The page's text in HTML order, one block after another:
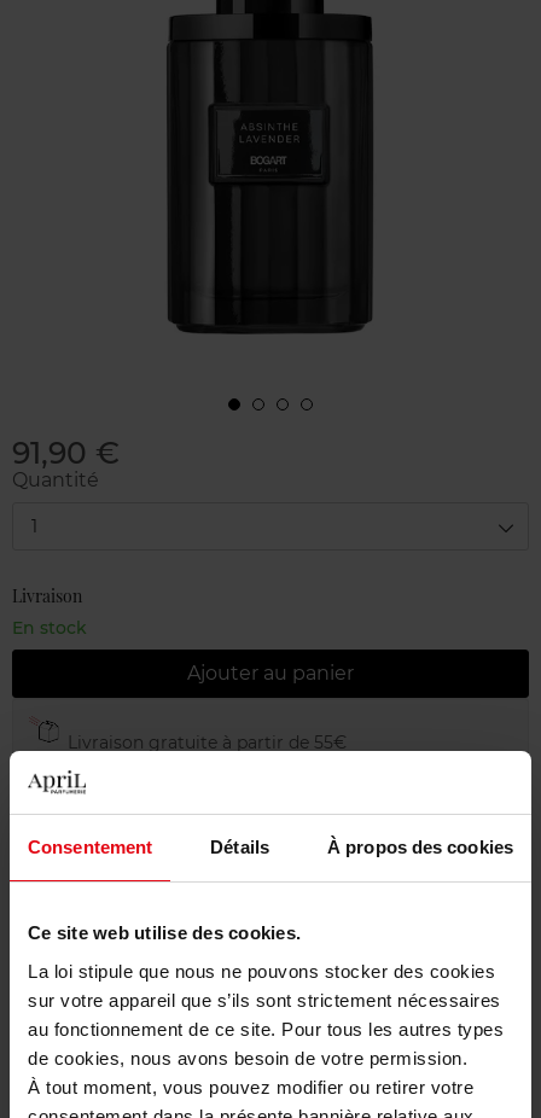
Consentement Détails À propos des cookies
Ce site web utilise des cookies.
La loi stipule que nous ne pouvons stocker des cookies
sur votre appareil que s’ils sont strictement nécessaires
au fonctionnement de ce site. Pour tous les autres types
de cookies, nous avons besoin de votre permission.
À tout moment, vous pouvez modifier ou retirer votre
91,90 €
Quantité
1
Livraison
En stock
Ajouter au panier
Livraison gratuite à partir de 55€
Retour gratuit dans votre magasin
Description
Conseil d'utilisation